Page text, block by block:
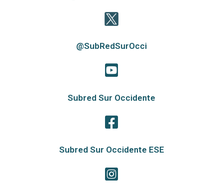
@SubRedSurOcci
Subred Sur Occidente
Subred Sur Occidente ESE